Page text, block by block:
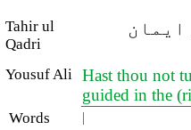
Tahir ul
Qadri
ایمان
Yousuf Ali Hast thou not
guided in the
Words |